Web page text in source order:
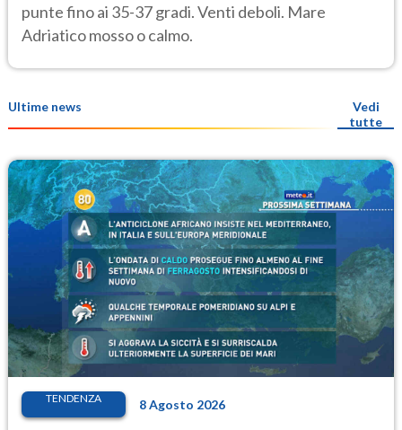
punte fino ai 35-37 gradi. Venti deboli. Mare
Adriatico mosso o calmo.
Ultime news
Vedi
tutte
TENDENZA 8 Agosto 2026